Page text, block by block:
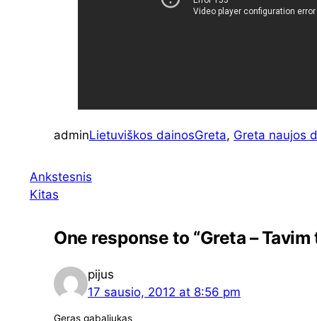
adminLietuviškos dainosGreta, Greta naujos
Ankstesnis
Kitas
One response to “Greta – Tavim
pijus
17 sausio, 2012 at 8:56 pm
Geras gabaliukas